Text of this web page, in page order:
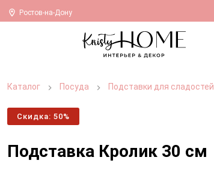
Ростов-на-Дону
Каталог Посуда Подставки для сладостей
Скидка: 50%
Подставка Кролик 30 см